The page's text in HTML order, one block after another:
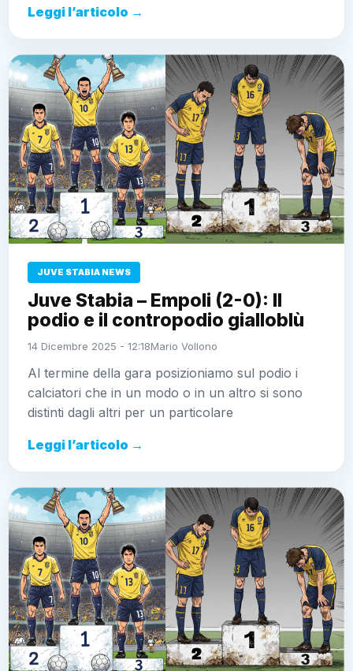
Leggi l’articolo →
JUVE STABIA NEWS
Juve Stabia – Empoli (2-0): Il
podio e il contropodio gialloblù
14 Dicembre 2025 - 12:18Mario Vollono
Al termine della gara posizioniamo sul podio i
calciatori che in un modo o in un altro si sono
distinti dagli altri per un particolare
Leggi l’articolo →